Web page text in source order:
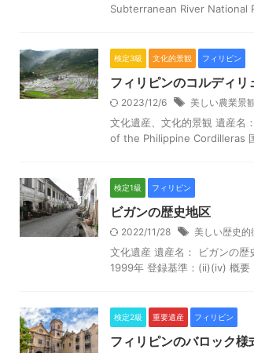
Subterranean River National
検定3級 文化的景観 フィリピン
フィリピンのコルディリ
2023/12/6 美しい農業景
文化遺産、文化的景観 遺産名
of the Philippine Cordilleras
検定1級 フィリピン
ビガンの歴史地区
2022/11/28 美しい歴史的
文化遺産 遺産名： ビガンの
1999年 登録基準：(ii)(iv) 概要
検定2級 重要遺産 フィリピン
フィリピンのバロック様